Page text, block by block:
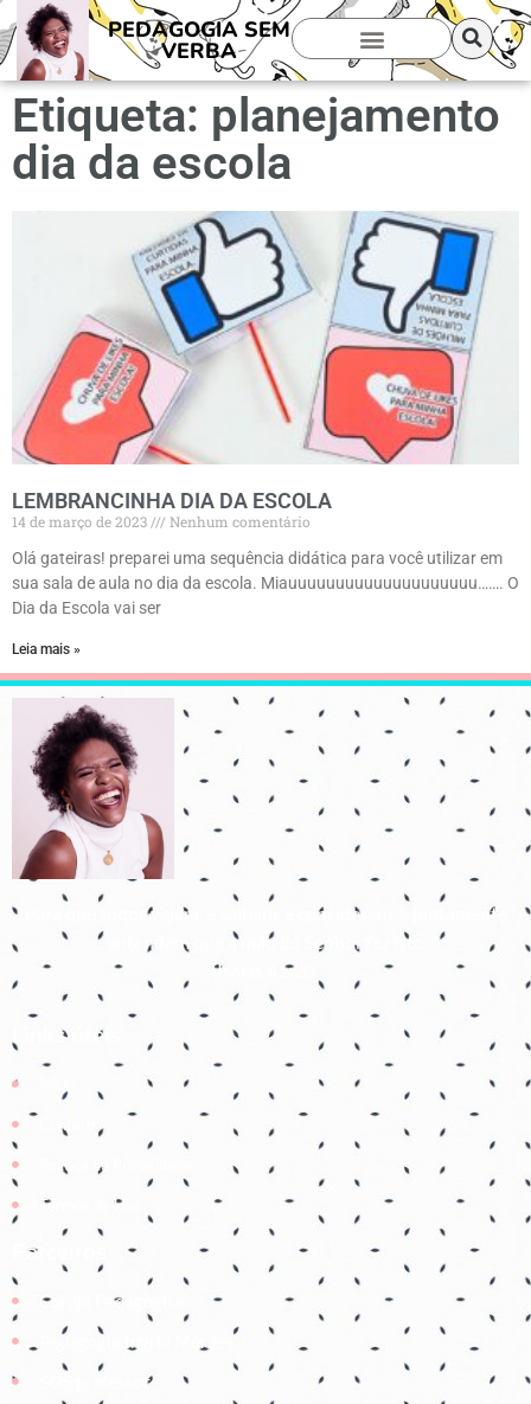
PEDAGOGIA SEM
VERBA
Etiqueta: planejamento
dia da escola
LEMBRANCINHA DIA DA ESCOLA
14 de março de 2023
Nenhum comentário
Olá gateiras! preparei uma sequência didática para você utilizar em
sua sala de aula no dia da escola. Miauuuuuuuuuuuuuuuuuuuu……. O
Dia da Escola vai ser
Leia mais »
Para que todos vejam, e saibam, e considerem, e juntamente
entendam que a mão do Senhor fez isto
Isaías 41:20
Links úteis
Contato
Política de Privacidade
Termos de Uso
Parceiros
Coruja Pedagogica
Pedagogia Ingrid Moraes
SOS professor